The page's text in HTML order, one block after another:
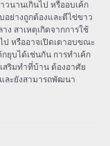
วนานเกินไป หรืออบเค้ก
ย่างถูกต้องและตีไข่ขาว
ง สาเหตุเกิดจากการใช้
หรืออาจเปิดเตาอบขณะ
ยุบได้เช่นกัน การทำเค้ก
สริมทำที่บ้าน ต้องอาศัย
ละยังสามารถพัฒนา